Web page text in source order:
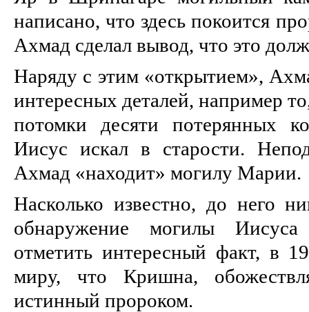
написано, что здесь покоится
Ахмад сделал вывод, что это
Наряду с этим «открытием»,
интересных деталей, например
потомки десяти потерянных
Иисус искал в старости.
Ахмад «находит» могилу Марии.
Насколько известно, до него
обнаружение могилы
отметить интересный факт, в
миру, что Кришна,
истинный пророком.